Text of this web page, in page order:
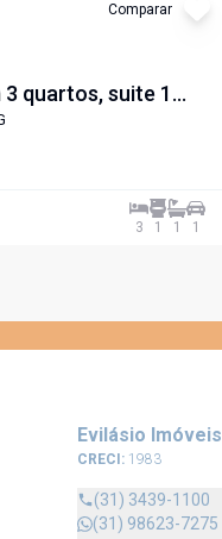
Comparar
quartos, suite 1
3 1 1 1
Evilásio Imóveis
CRECI: 1983
(31) 3439-1100
(31) 98623-7275